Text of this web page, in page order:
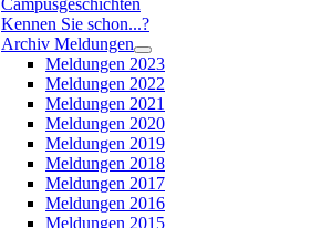
Kennen Sie schon...?
Archiv Meldungen
Meldungen 2023
Meldungen 2022
Meldungen 2021
Meldungen 2020
Meldungen 2019
Meldungen 2018
Meldungen 2017
Meldungen 2016
Meldungen 2015